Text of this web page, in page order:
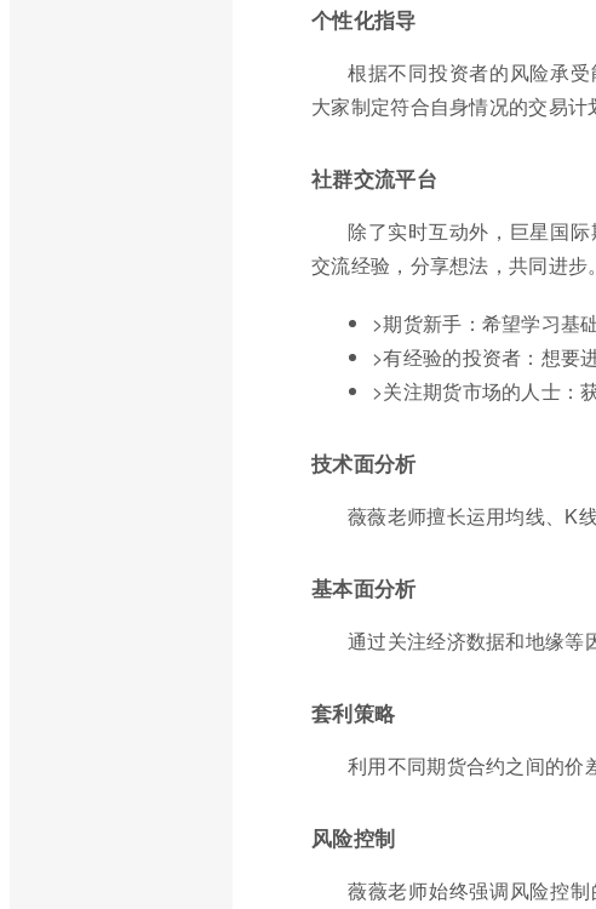
个性化指导
根据不同投资者的风险承
大家制定符合自身情况的交易计
社群交流平台
除了实时互动外，巨星国
交流经验，分享想法，共同进步。
>期货新手：希望学习基
>有经验的投资者：想要
>关注期货市场的人士：
技术面分析
薇薇老师擅长运用均线、K
基本面分析
通过关注经济数据和地缘等
套利策略
利用不同期货合约之间的价
风险控制
薇薇老师始终强调风险控